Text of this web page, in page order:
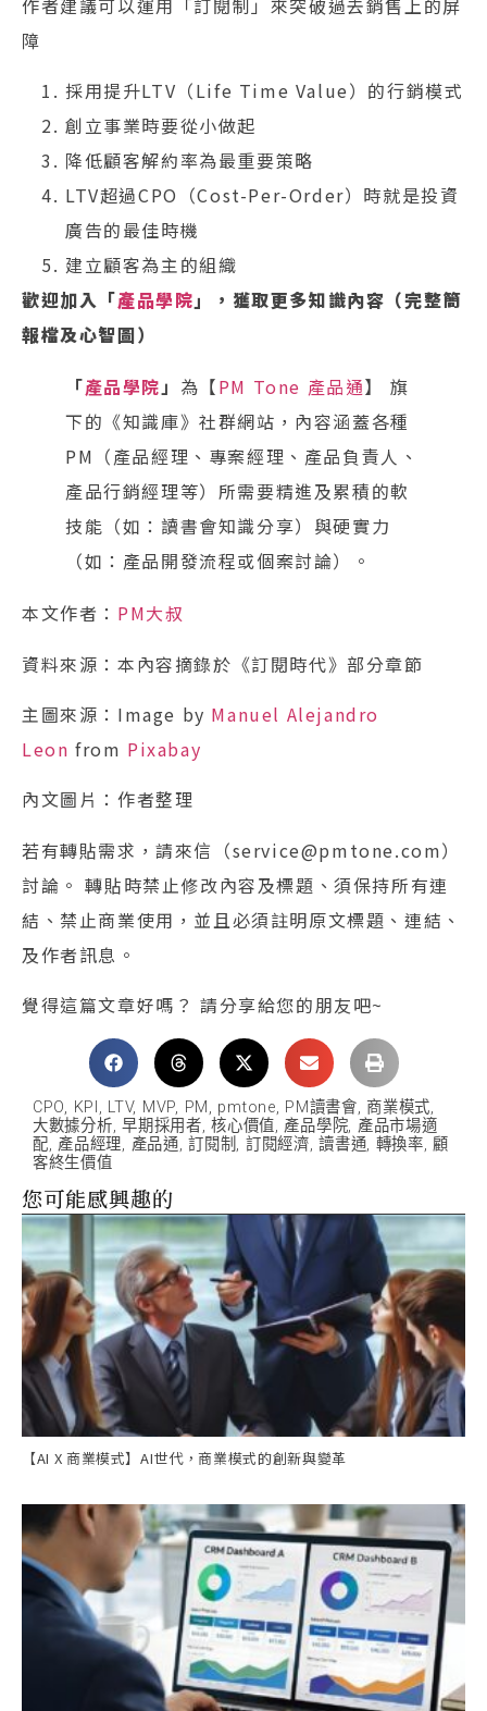
作者建議可以運用「訂閱制」來突破過去銷售上的屏
障
採用提升LTV（Life Time Value）的行銷模式
創立事業時要從小做起
降低顧客解約率為最重要策略
LTV超過CPO（Cost-Per-Order）時就是投資
廣告的最佳時機
建立顧客為主的組織
歡迎加入「產品學院」，獲取更多知識內容（完整簡
報檔及心智圖）
「產品學院」 為【PM Tone 產品通】 旗
下的《知識庫》社群網站，內容涵蓋各種
PM（產品經理、專案經理、產品負責人、
產品行銷經理等）所需要精進及累積的軟
技能（如：讀書會知識分享）與硬實力
（如：產品開發流程或個案討論）。
本文作者： PM大叔
資料來源：本內容摘錄於《訂閱時代》部分章節
主圖來源：Image by Manuel Alejandro
Leon from Pixabay
內文圖片：作者整理
若有轉貼需求，請來信（service@pmtone.com）
討論。 轉貼時禁止修改內容及標題、須保持所有連
結、禁止商業使用，並且必須註明原文標題、連結、
及作者訊息。
覺得這篇文章好嗎？ 請分享給您的朋友吧~
CPO, KPI , LTV, MVP, PM, pmtone, PM讀書會, 商業模式,
大數據分析,早期採用者,核心價值, 產品學院, 產品市場適
配, 產品經理, 產品通,訂閱制 , 訂閱經濟,讀書通, 轉換率, 顧
客終生價值
您可能感興趣的
【AI X 商業模式】AI世代，商業模式的創新與變革